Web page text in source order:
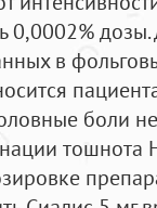
в
боли
тошнота